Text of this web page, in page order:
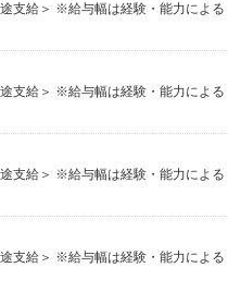
支給＞ ※給与幅は経験・能力による
支給＞ ※給与幅は経験・能力による
支給＞ ※給与幅は経験・能力による
支給＞ ※給与幅は経験・能力による